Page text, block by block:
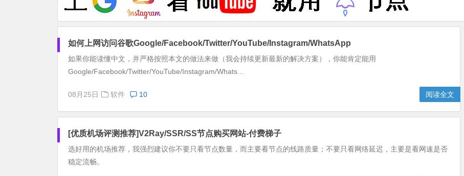
如何上网访问谷歌Google/Facebook/Twitter/YouTube/Instagram/WhatsApp
如果你能读懂中文，并严格按照本文的做法来做（我会持续更新最新的解决方案），你能肯定能用
Google/Facebook/Twitter/YouTube/Instagram/Whats...
08月25日 软件 10 阅读全文
[优质机场评测推荐]V2Ray/SSR/SS节点购买网站-付费梯子
选好用的机场推荐，我强烈建议你不要只看节点数量，而主要看节点的线路质量；不要只看网络延迟，主要是看网速是否
稳定流畅。